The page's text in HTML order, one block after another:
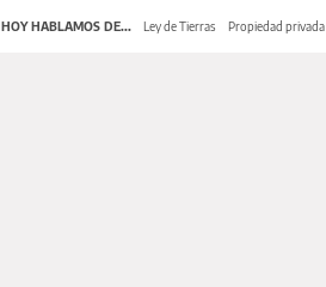
HOY HABLAMOS DE... Ley de Tierras Propiedad privada